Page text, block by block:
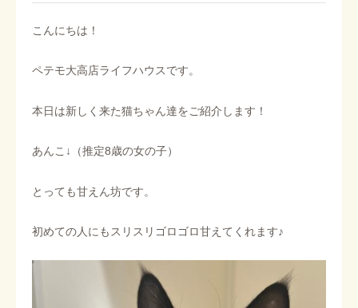
こんにちは！
ペテモ大高店ライフハウスです。
本日は新しく来た猫ちゃん達をご紹介します！
あんこ↓（推定8歳の女の子）
とっても甘えん坊です。
初めての人にもスリスリゴロゴロ甘えてくれます♪